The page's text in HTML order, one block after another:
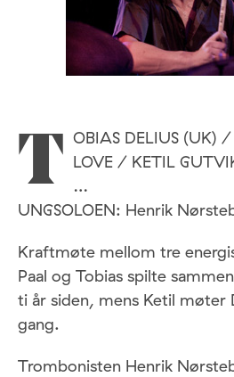
T OBIAS DELIUS (UK)
LOVE / KETIL
…
UNGSOLOEN: Henrik
Kraftmøte mellom tre
Paal og Tobias spilte
ti år siden, mens Ketil møter
gang.
Trombonisten Henrik